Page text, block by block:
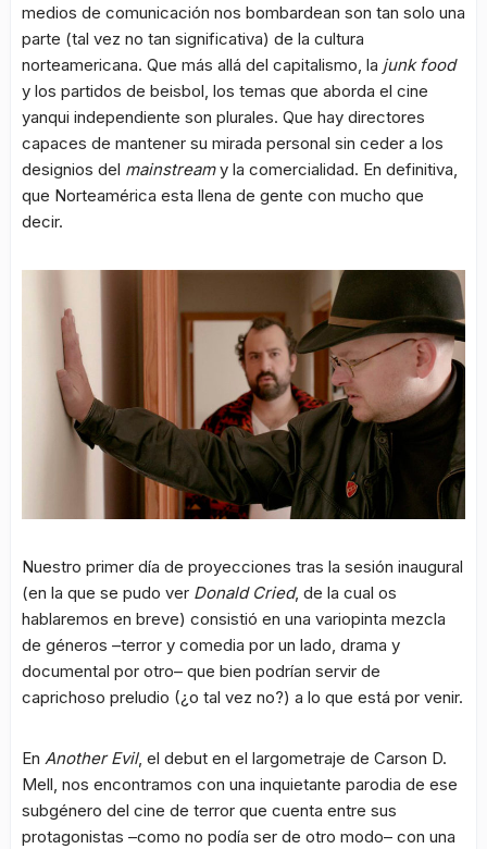
medios de comunicación nos bombardean son tan solo una
parte (tal vez no tan significativa) de la cultura
norteamericana. Que más allá del capitalismo, la junk food
y los partidos de beisbol, los temas que aborda el cine
yanqui independiente son plurales. Que hay directores
capaces de mantener su mirada personal sin ceder a los
designios del mainstreamy la comercialidad. En definitiva,
que Norteamérica esta llena de gente con mucho que
decir.
Nuestro primer día de proyecciones tras la sesión inaugural
(en la que se pudo ver Donald Cried, de la cual os
hablaremos en breve) consistió en una variopinta mezcla
de géneros –terror y comedia por un lado, drama y
documental por otro– que bien podrían servir de
caprichoso preludio (¿o tal vez no?) a lo que está por venir.
En Another Evil, el debut en el largometraje de Carson D.
Mell, nos encontramos con una inquietante parodia de ese
subgénero del cine de terror que cuenta entre sus
protagonistas –como no podía ser de otro modo– con una